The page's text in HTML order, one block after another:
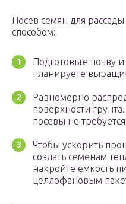
Посев семян для
способом:
Подготовьте почву
планируете
Равномерно
поверхности
посевы не
Чтобы ускорить
создать семенам
накройте ёмкость
целлофановым